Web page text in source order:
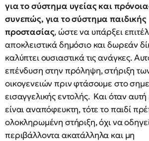
για το σύστημα υγείας και
συνεπώς, για το σύστημα παιδικής
προστασίας, ώστε να υπάρξει
αποκλειστικά δημόσιο και δωρεάν
καλύπτει ουσιαστικά τις ανάγκες.
επένδυση στην πρόληψη, στήριξη
οικογενειών πριν φτάσουμε στο
εισαγγελικής εντολής. Και όταν
είναι αναπόφευκτη, τότε το παιδί
ολοκληρωμένη στήριξη, όχι να
περιβάλλοντα ακατάλληλα και μη